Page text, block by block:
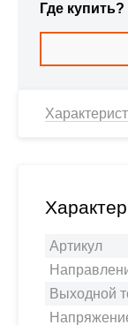
Где купить?
Артикул
Выходной